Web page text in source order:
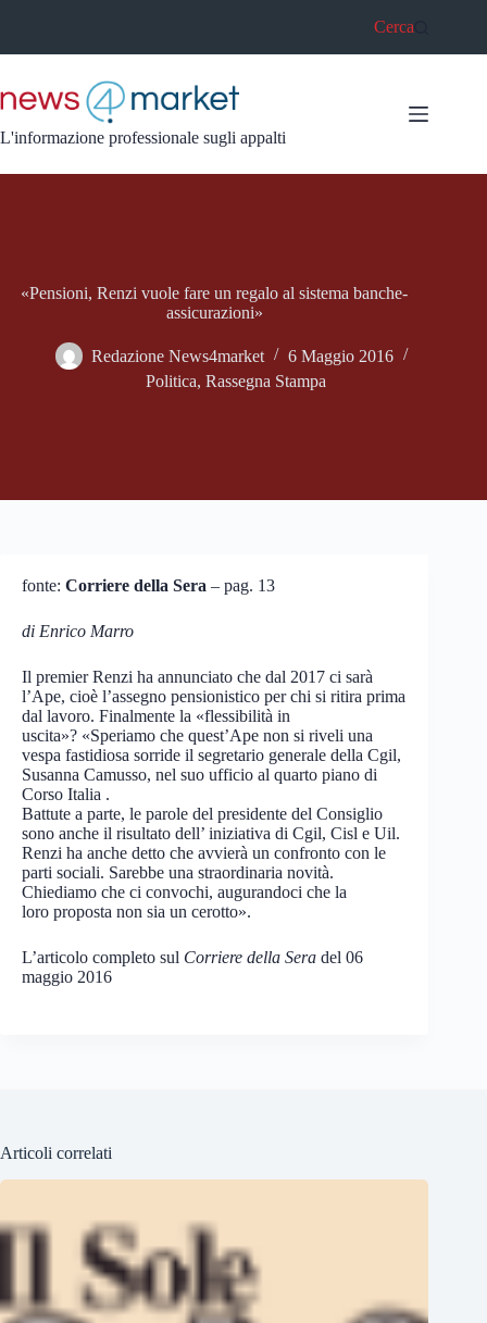
Cerca
L'informazione professionale sugli appalti
«Pensioni, Renzi vuole fare un regalo al sistema banche-
assicurazioni»
Redazione News4market
6 Maggio 2016
Politica,Rassegna Stampa
fonte: Corriere della Sera – pag. 13
di Enrico Marro
Il premier Renzi ha annunciato che dal 2017 ci sarà
l’Ape, cioè l’assegno pensionistico per chi si ritira prima
dal lavoro. Finalmente la «flessibilità in
uscita»? «Speriamo che quest’Ape non si riveli una
vespa fastidiosa sorride il segretario generale della Cgil,
Susanna Camusso, nel suo ufficio al quarto piano di
Corso Italia .
Battute a parte, le parole del presidente del Consiglio
sono anche il risultato dell’ iniziativa di Cgil, Cisl e Uil.
Renzi ha anche detto che avvierà un confronto con le
parti sociali. Sarebbe una straordinaria novità.
Chiediamo che ci convochi, augurandoci che la
loro proposta non sia un cerotto».
L’articolo completo sul Corriere della Sera del 06
maggio 2016
Articoli correlati